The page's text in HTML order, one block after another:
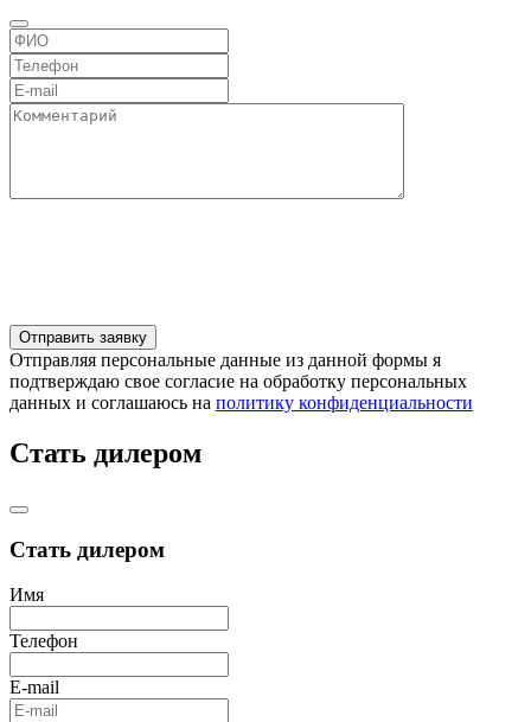
Отправляя персональные данные из данной формы я
подтверждаю свое согласие на обработку персональных
данных и соглашаюсь на политику конфиденциальности
Стать дилером
Стать дилером
Имя
Телефон
E-mail